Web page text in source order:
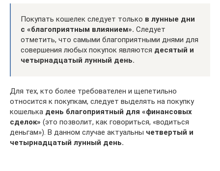
Покупать кошелек следует только в лунные дни
с «благоприятным влиянием». Следует
отметить, что самыми благоприятными днями для
совершения любых покупок являются десятый и
четырнадцатый лунный день.
Для тех, кто более требователен и щепетильно
относится к покупкам, следует выделять на покупку
кошелька день благоприятный для «финансовых
сделок» (это позволит, как говориться, «водиться
деньгам»). В данном случае актуальны четвертый и
четырнадцатый лунный день.